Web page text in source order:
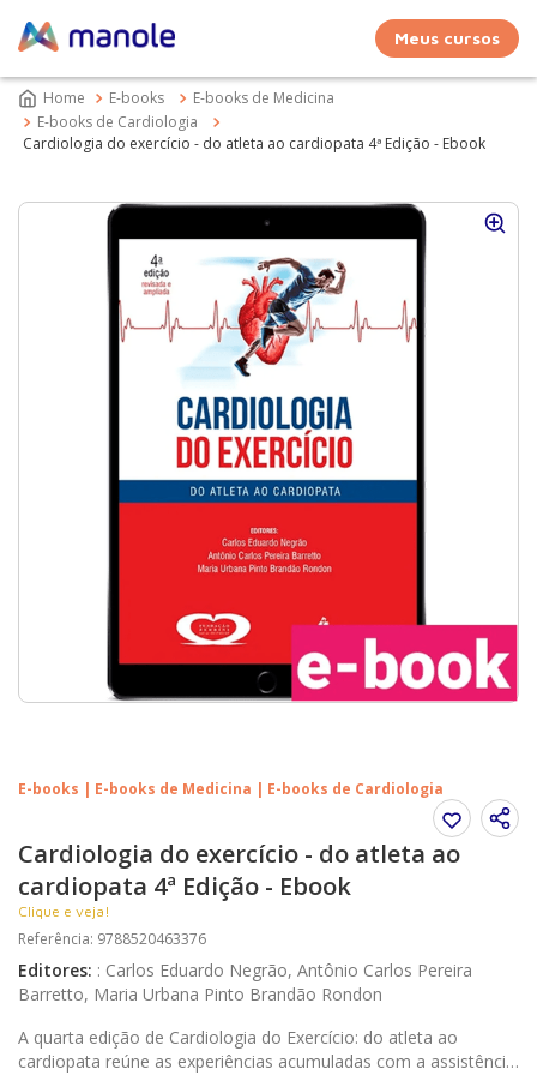
Meus cursos
E-books
E-books de Medicina
E-books de Cardiologia
Cardiologia do exercício - do atleta ao cardiopata 4ª Edição - Ebook
E-books | E-books de Medicina | E-books de Cardiologia
Cardiologia do exercício - do atleta ao
cardiopata 4ª Edição - Ebook
Clique e veja!
Referência: 9788520463376
Editores: : Carlos Eduardo Negrão, Antônio Carlos Pereira
Barretto, Maria Urbana Pinto Brandão Rondon
A quarta edição de Cardiologia do Exercício: do atleta ao
cardiopata reúne as experiências acumuladas com a assistência